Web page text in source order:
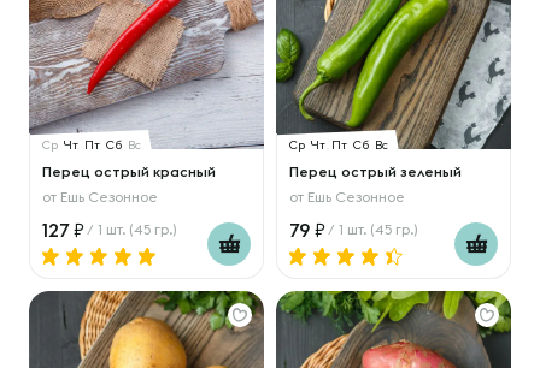
Ср Чт Пт Сб Вс
Перец острый красный
от Ешь Сезонное
127 / 1 шт. (45 гр.)
Ср Чт Пт Сб Вс
Перец острый зеленый
от Ешь Сезонное
79 / 1 шт. (45 гр.)